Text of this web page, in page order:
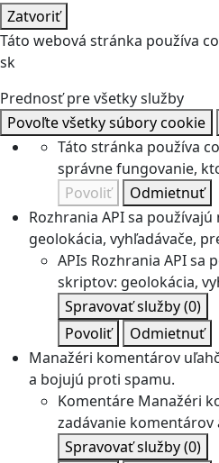
Zatvoriť
Táto webová stránka používa
sk
Prednosť pre všetky služby
Povoľte všetky súbory cookie
Táto stránka používa
správne fungovanie,
Povoliť
Odmietnuť
Rozhrania API sa
geolokácia, vyhľadávače,
APIs Rozhrania API sa
skriptov: geolokácia,
Spravovať služby(0)
Povoliť
Odmietnuť
Manažéri komentárov
a bojujú proti spamu.
Komentáre Manažéri
zadávanie
Spravovať služby(0)